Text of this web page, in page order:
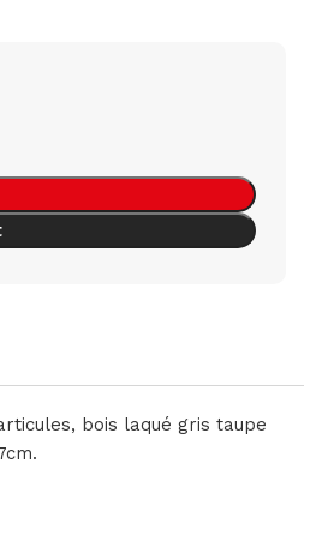
bois laqué gris taupe